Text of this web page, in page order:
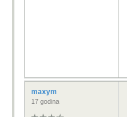
maxym
17 godina